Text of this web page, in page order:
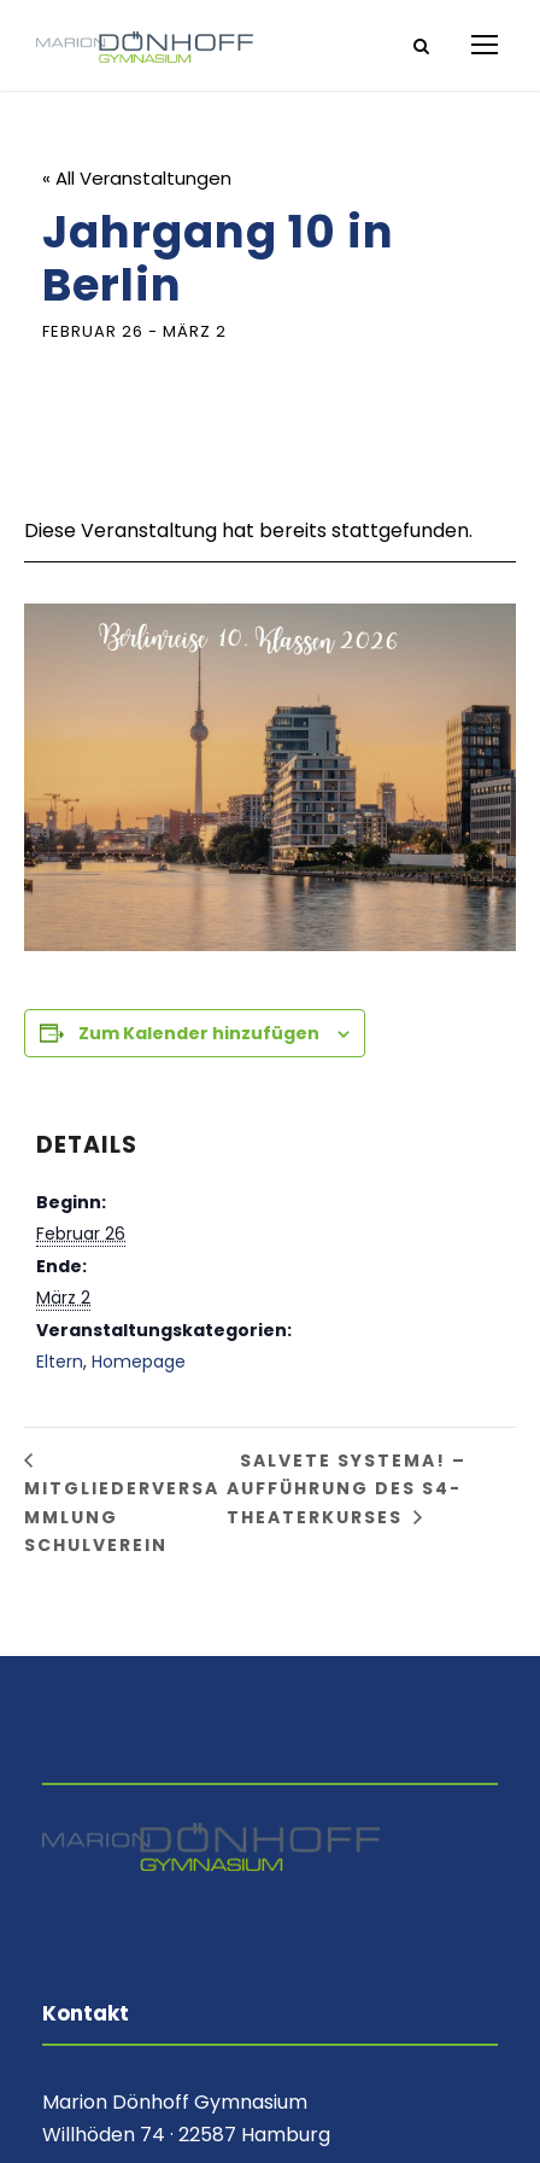
« All Veranstaltungen
Jahrgang 10 in
Berlin
FEBRUAR 26 - MÄRZ 2
Diese Veranstaltung hat bereits stattgefunden.
Zum Kalender hinzufügen
DETAILS
Beginn:
Februar 26
Ende:
März 2
Veranstaltungskategorien:
Eltern, Homepage
MITGLIEDERVERSA
MMLUNG
SCHULVEREIN
SALVETE SYSTEMA! –
AUFFÜHRUNG DES S4-
THEATERKURSES
Kontakt
Marion Dönhoff Gymnasium
Willhöden 74 · 22587 Hamburg